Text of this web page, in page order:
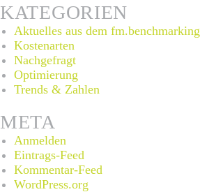
KATEGORIEN
Aktuelles aus dem fm.benchmarking
Kostenarten
Nachgefragt
Optimierung
Trends & Zahlen
META
Anmelden
Eintrags-Feed
Kommentar-Feed
WordPress.org